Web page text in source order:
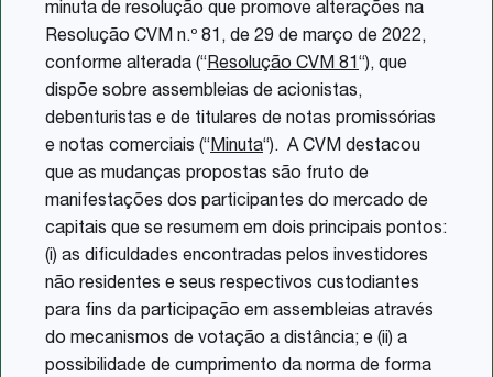
minuta de resolução que promove alterações na
Resolução CVM n.º 81, de 29 de março de 2022,
conforme alterada (“Resolução CVM 81“), que
dispõe sobre assembleias de acionistas,
debenturistas e de titulares de notas promissórias
e notas comerciais (“Minuta“). A CVM destacou
que as mudanças propostas são fruto de
manifestações dos participantes do mercado de
capitais que se resumem em dois principais pontos:
(i) as dificuldades encontradas pelos investidores
não residentes e seus respectivos custodiantes
para fins da participação em assembleias através
do mecanismos de votação a distância; e (ii) a
possibilidade de cumprimento da norma de forma